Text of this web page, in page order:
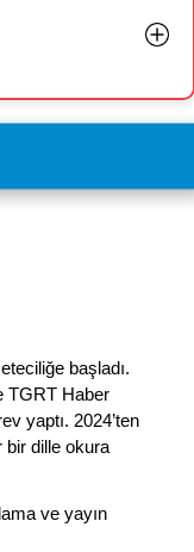
başladı.
TGRT Haber
yaptı. 2024’ten
bir dille okura
ve yayın